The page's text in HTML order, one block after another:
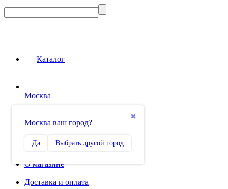
Каталог
Москва
✖
Москва ваш город?
Да Выбрать другой город
0
Избранное
О магазине
Доставка и оплата